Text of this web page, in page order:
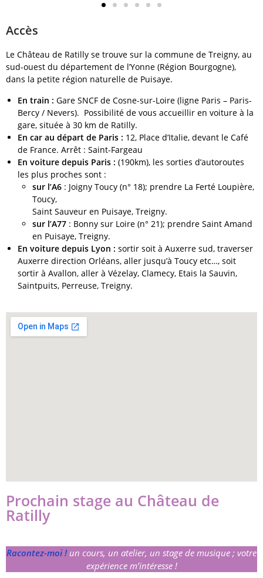
Accès
Le Château de Ratilly se trouve sur la commune de Treigny, au
sud-ouest du département de l’Yonne (Région Bourgogne),
dans la petite région naturelle de Puisaye.
En train : Gare SNCF de Cosne-sur-Loire (ligne Paris – Paris-
Bercy / Nevers). Possibilité de vous accueillir en voiture à la
gare, située à 30 km de Ratilly.
En car au départ de Paris : 12, Place d’Italie, devant le Café
de France. Arrêt : Saint-Fargeau
En voiture depuis Paris : (190km), les sorties d’autoroutes
les plus proches sont :
sur l’A6 : Joigny Toucy (n° 18); prendre La Ferté Loupière,
Toucy,
Saint Sauveur en Puisaye, Treigny.
sur l’A77 : Bonny sur Loire (n° 21); prendre Saint Amand
en Puisaye, Treigny.
En voiture depuis Lyon : sortir soit à Auxerre sud, traverser
Auxerre direction Orléans, aller jusqu’à Toucy etc…, soit
sortir à Avallon, aller à Vézelay, Clamecy, Etais la Sauvin,
Saintpuits, Perreuse, Treigny.
Prochain stage au Château de
Ratilly
Racontez-moi ! un cours, un atelier, un stage de musique ; votre
expérience m’intéresse !